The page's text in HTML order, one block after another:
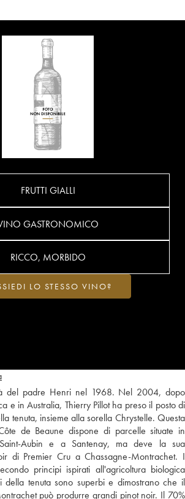
del padre Henri nel 1968. Nel 2004, dopo
e in Australia, Thierry Pillot ha preso il posto di
tenuta, insieme alla sorella Chrystelle. Questa
de Beaune dispone di parcelle situate in
Aubin e a Santenay, ma deve la sua
di Premier Cru a Chassagne-Montrachet. I
principi ispirati all'agricoltura biologica
della tenuta sono superbi e dimostrano che il
può produrre grandi pinot noir. Il 70%
FRUTTI GIALLI
GASTRONOMICO
RICCO, MORBIDO
LO STESSO VINO?